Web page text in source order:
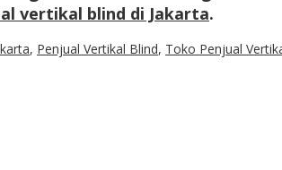
vertikal blind di Jakarta.
, Penjual Vertikal Blind, Toko Penjual